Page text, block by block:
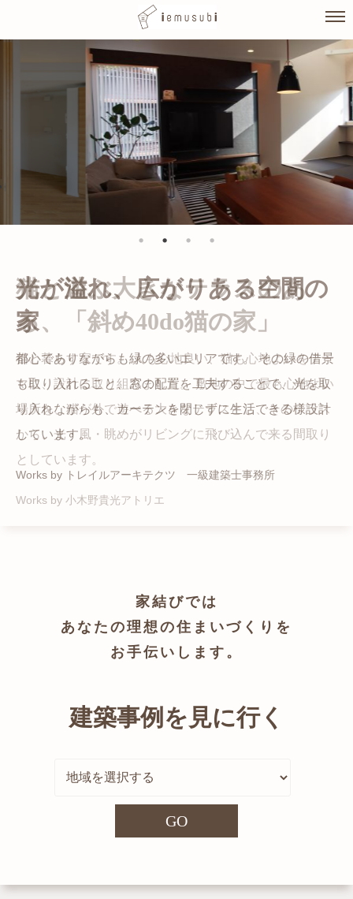
猫と暮らす家です。 人も心地良い、猫も心地よいをテー
マに、設計に取り組みました。 敷地の中で最も心地よい
場所を、猫が外で遊べる大きなテラスとし、そのテラス
から、光・風・眺めがリビングに飛び込んで来る間取り
としています。
Works by 小木野貴光アトリエ
光が溢れ、広がりある空間の
家
都心でありながらも緑の多いエリアです。 その緑の借景
も取り入れること、窓の配置を工夫することで、光を取
り入れながらも、カーテンを閉じずに生活できる様設計
しています。
Works by トレイルアーキテクツ 一級建築士事務所
自然の中の岩山を切り開いて造った、ワイルドなゲスト
ハウスをイメージした空間が広がる都市型住宅です。
かつての機織り工場が、その趣を残しつつ孫世帯の住居
へと蘇りました。
家結びでは
あなたの理想の住まいづくりを
お手伝いします。
建築事例を見に行く
GO